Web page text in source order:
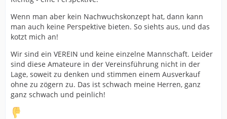
Wenn man aber kein Nachwuchskonzept hat, dann kann
man auch keine Perspektive bieten. So siehts aus, und das
kotzt mich an!
Wir sind ein VEREIN und keine einzelne Mannschaft. Leider
sind diese Amateure in der Vereinsführung nicht in der
Lage, soweit zu denken und stimmen einem Ausverkauf
ohne zu zögern zu. Das ist schwach meine Herren, ganz
ganz schwach und peinlich!